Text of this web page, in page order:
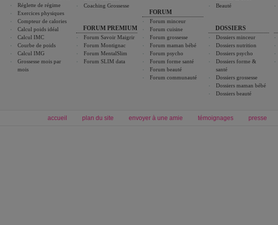
Réglette de régime
Exercices physiques
Compteur de calories
Calcul poids idéal
Calcul IMC
Courbe de poids
Calcul IMG
Grossesse mois par
mois
Coaching Grossesse
FORUM PREMIUM
Forum Savoir Maigrir
Forum Montignac
Forum MentalSlim
Forum SLIM data
FORUM
Forum minceur
Forum cuisine
Forum grossesse
Forum maman bébé
Forum psycho
Forum forme santé
Forum beauté
Forum communauté
Beauté
DOSSIERS
Dossiers minceur
Dossiers nutrition
Dossiers psycho
Dossiers forme &
santé
Dossiers grossesse
Dossiers maman bébé
Dossiers beauté
accueil plan du site envoyer à une amie témoignages presse